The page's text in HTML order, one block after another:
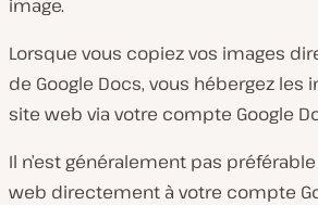
image.
Lorsque vous copiez vos images
de Google Docs, vous hébergez les
site web via votre compte Google
Il n’est généralement pas
web directement à votre compte